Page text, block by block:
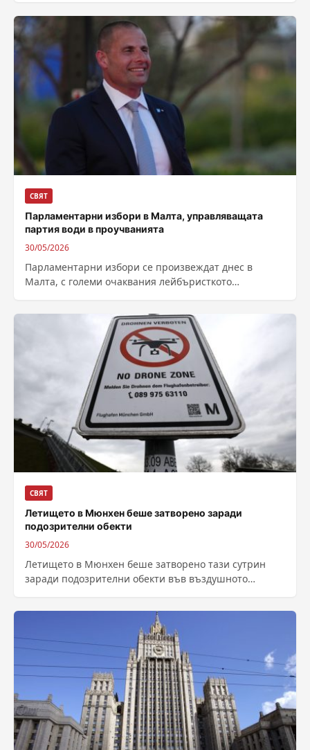
предаде...
СВЯТ
Парламентарни избори в Малта, управляващата
партия води в проучванията
30/05/2026
Парламентарни избори се произвеждат днес в
Малта, с големи очаквания лейбъристкото
СВЯТ
Летището в Мюнхен беше затворено заради
подозрителни обекти
30/05/2026
Летището в Мюнхен беше затворено тази сутрин
заради подозрителни обекти във въздушното
Мюнхен е затворено...